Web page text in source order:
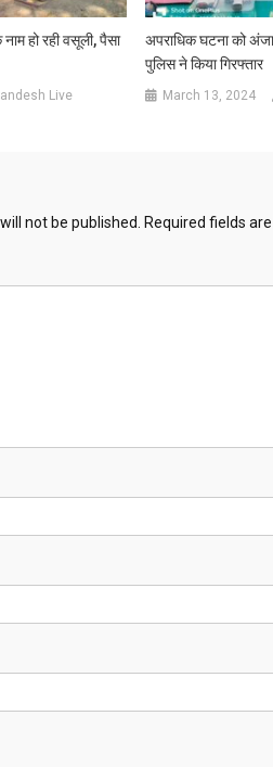
हो रही वसूली, पैसा
Live
अपराधिक घटना को
पुलिस ने किया गिरफ्तार
March 13, 2024
not be published. Required fields